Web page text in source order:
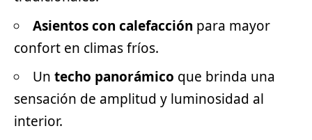
Asientos con calefacción para mayor
confort en climas fríos.
Un techo panorámico que brinda una
sensación de amplitud y luminosidad al
interior.